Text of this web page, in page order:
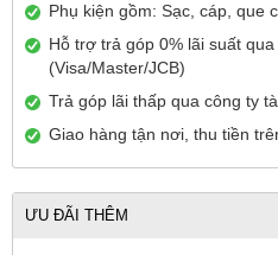
Phụ kiện gồm: Sạc, cáp, que
Hỗ trợ trả góp 0% lãi suất
(Visa/Master/JCB)
Trả góp lãi thấp qua công ty
Giao hàng tận nơi, thu tiền
ƯU ĐÃI THÊM